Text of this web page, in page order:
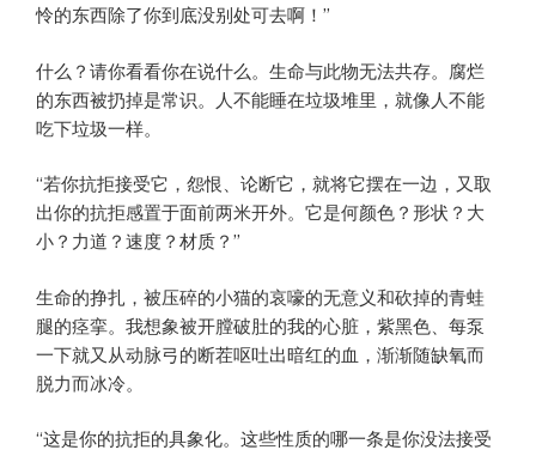
怜的东西除了你到底没别处可去啊！”
什么？请你看看你在说什么。生命与此物无法共存。腐烂
的东西被扔掉是常识。人不能睡在垃圾堆里，就像人不能
吃下垃圾一样。
“若你抗拒接受它，怨恨、论断它，就将它摆在一边，又取
出你的抗拒感置于面前两米开外。它是何颜色？形状？大
小？力道？速度？材质？”
生命的挣扎，被压碎的小猫的哀嚎的无意义和砍掉的青蛙
腿的痉挛。我想象被开膛破肚的我的心脏，紫黑色、每泵
一下就又从动脉弓的断茬呕吐出暗红的血，渐渐随缺氧而
脱力而冰冷。
“这是你的抗拒的具象化。这些性质的哪一条是你没法接受